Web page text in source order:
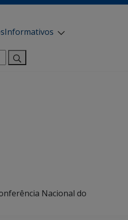
Informativos
Nacional do